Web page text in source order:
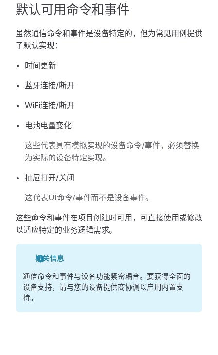
默认可用命令和事件
虽然通信命令和事件是设备特定的，但为常见用例提供
了默认实现：
时间更新
蓝牙连接/断开
WiFi连接/断开
电池电量变化
这些代表具有模拟实现的设备命令/事件，必须替换
为实际的设备特定实现。
抽屉打开/关闭
这代表UI命令/事件而不是设备事件。
这些命令和事件在项目创建时可用，可直接使用或修改
以适应特定的业务逻辑需求。
相关信息
通信命令和事件与设备功能紧密耦合。要获得全面的
设备支持，请与您的设备提供商协调以启用内置支
持。